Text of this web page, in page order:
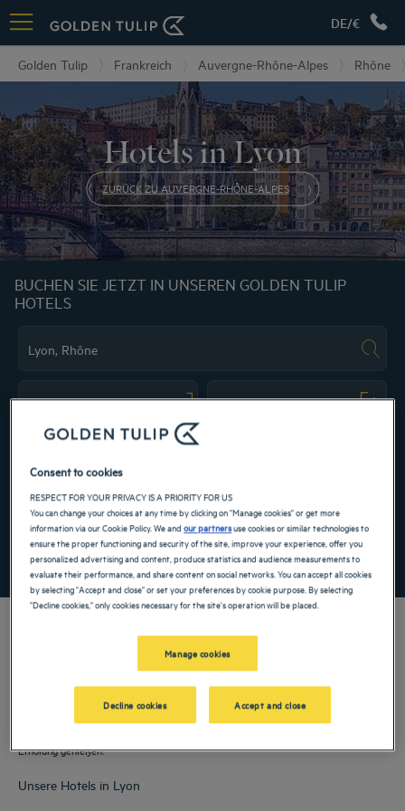
DE/€
Golden Tulip Frankreich Auvergne-Rhône-Alpes Rhône
Hotels in Lyon
ZURÜCK ZU AUVERGNE-RHÔNE-ALPES
BUCHEN SIE JETZT IN UNSEREN GOLDEN TULIP
HOTELS
Navigate forward to interact with the calendar and select a date. Press the
FINDEN SIE EIN HOTEL
Spezialcode hinzufügen
Aufenthalt so komfortabel wie möglich zu gestalten. Unser umfangreiches
Erholung genießen.
Unsere Hotels in Lyon
Consent to cookies
RESPECT FOR YOUR PRIVACY IS A PRIORITY FOR US
You can change your choices at any time by clicking on "Manage cookies" or get more
information via our Cookie Policy. We andour partnersuse cookies or similar technologies to
ensure the proper functioning and security of the site, improve your experience, offer you
personalized advertising and content, produce statistics and audience measurements to
evaluate their performance, and share content on social networks. You can accept all cookies
by selecting "Accept and close" or set your preferences by cookie purpose. By selecting
"Decline cookies," only cookies necessary for the site's operation will be placed.
Manage cookies
Decline cookies Accept and close